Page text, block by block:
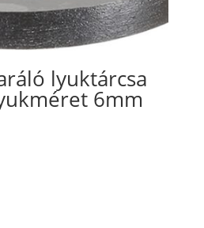
lyuktárcsa
6mm